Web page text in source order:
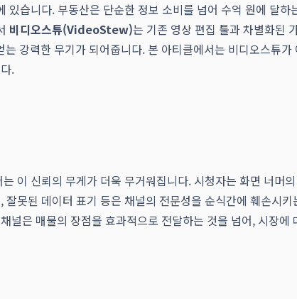
습니다. 부동산은 단순한 정보 소비를 넘어 수억 원에 달
비디오스튜(VideoStew)는 기존 영상 편집 툴과 차별화된
강력한 무기가 되어줍니다. 본 아티클에서는 비디오스튜가
.
이 신뢰의 무게가 더욱 무거워집니다. 시청자는 화면 너머
못된 데이터 표기 등은 채널의 전문성을 순식간에 훼손시
은 매물의 장점을 효과적으로 전달하는 것을 넘어, 시장